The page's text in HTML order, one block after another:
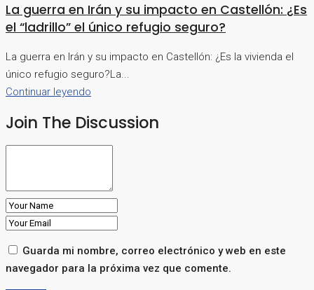
La guerra en Irán y su impacto en Castellón: ¿Es
el “ladrillo” el único refugio seguro?
La guerra en Irán y su impacto en Castellón: ¿Es la vivienda el
único refugio seguro?La...
Continuar leyendo
Join The Discussion
Guarda mi nombre, correo electrónico y web en este
navegador para la próxima vez que comente.